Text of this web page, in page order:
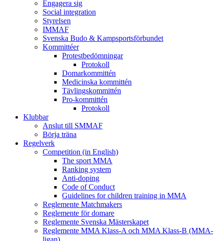
Engagera sig
Social integration
Styrelsen
IMMAF
Svenska Budo & Kampsportsförbundet
Kommittéer
Protestbedömningar
Protokoll
Domarkommittén
Medicinska kommittén
Tävlingskommittén
Pro-kommittén
Protokoll
Klubbar
Anslut till SMMAF
Börja träna
Regelverk
Competition (in English)
The sport MMA
Ranking system
Anti-doping
Code of Conduct
Guidelines for children training in MMA
Reglemente Matchmakers
Reglemente för domare
Reglemente Svenska Mästerskapet
Reglemente MMA Klass-A och MMA Klass-B (MMA-
ligan)